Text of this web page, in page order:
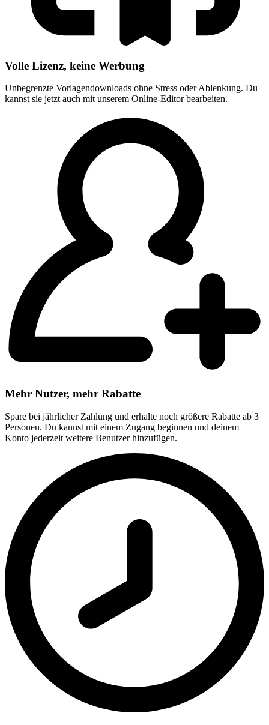
Volle Lizenz, keine Werbung
Unbegrenzte Vorlagendownloads ohne Stress oder Ablenkung. Du
kannst sie jetzt auch mit unserem Online-Editor bearbeiten.
Mehr Nutzer, mehr Rabatte
Spare bei jährlicher Zahlung und erhalte noch größere Rabatte ab 3
Personen. Du kannst mit einem Zugang beginnen und deinem
Konto jederzeit weitere Benutzer hinzufügen.